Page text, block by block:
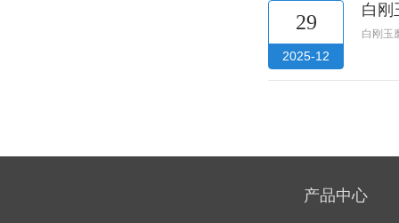
29
2025-12
白刚
白刚玉
产品中心